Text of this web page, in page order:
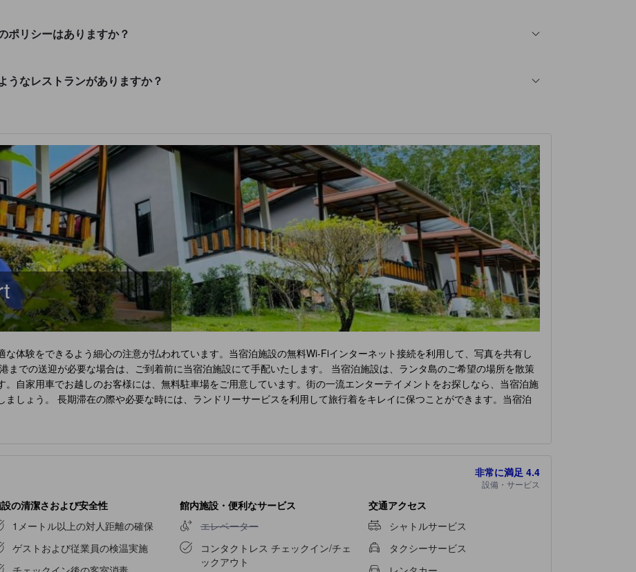
リシーはありますか？
なレストランがありますか？
体験をできるよう細心の注意が払われています。当宿泊施設の無料Wi-Fiインターネット接続を利用して、写真を共有し
までの送迎が必要な場合は、ご到着前に当宿泊施設にて手配いたします。 当宿泊施設は、ランタ島のご希望の場所を散策
自家用車でお越しのお客様には、無料駐車場をご用意しています。街の一流エンターテイメントをお探しなら、当宿泊施
しょう。 長期滞在の際や必要な時には、ランドリーサービスを利用して旅行着をキレイに保つことができます。当宿泊
、客室は魅力的なデザインで、基本的な生活必需品をすべて備え、楽しい滞在を演出します。快適なご滞在をお約束する
るのに必要なものがすべて揃っていて便利です。 客室のバスルームには、必要なバスアメニティが備え付けられてお
では、いつでも美味しいお食事をご堪能いただけます。 一日中、 Phurin
ましょう。 自分へのご褒美に、スパ施設へ出かけてみてはいかがでしょうか。
非常に満足 4.4
設備・サービス
の清潔さおよび安全性
1メートル以上の対人距離の確保
ゲストおよび従業員の検温実施
館内施設・便利なサービス
エレベーター不可
エレベーター
コンタクトレス チェックイン/チェ
ックアウト
交通アクセス
シャトルサービス
タクシーサービス